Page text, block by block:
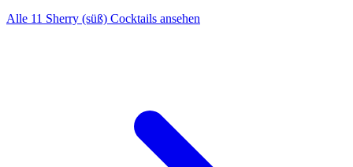
Alle 11 Sherry (süß) Cocktails ansehen